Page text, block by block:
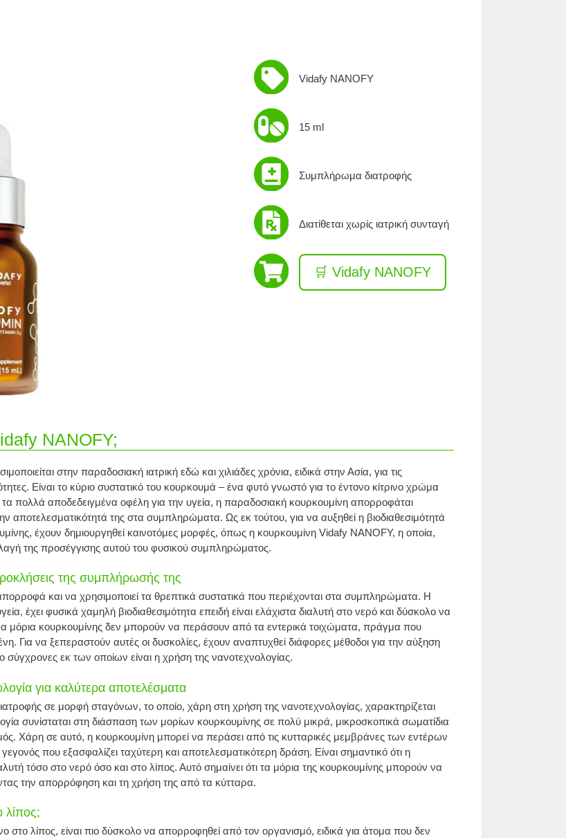
Vidafy NANOFY
15 ml
Συμπλήρωμα διατροφής
Διατίθεται χωρίς ιατρική συνταγή
🛒 Vidafy NANOFY
NANOFY;
στην παραδοσιακή ιατρική εδώ και χιλιάδες χρόνια, ειδικά στην Ασία, για τις
Είναι το κύριο συστατικό του κουρκουμά – ένα φυτό γνωστό για το έντονο κίτρινο χρώμα
πολλά αποδεδειγμένα οφέλη για την υγεία, η παραδοσιακή κουρκουμίνη απορροφάται
αποτελεσματικότητά της στα συμπληρώματα. Ως εκ τούτου, για να αυξηθεί η βιοδιαθεσιμότητά
έχουν δημιουργηθεί καινοτόμες μορφές, όπως η κουρκουμίνη Vidafy NANOFY, η οποία,
της προσέγγισης αυτού του φυσικού συμπληρώματος.
της συμπλήρωσής της
και να χρησιμοποιεί τα θρεπτικά συστατικά που περιέχονται στα συμπληρώματα. Η
έχει φυσικά χαμηλή βιοδιαθεσιμότητα επειδή είναι ελάχιστα διαλυτή στο νερό και δύσκολο να
μόρια κουρκουμίνης δεν μπορούν να περάσουν από τα εντερικά τοιχώματα, πράγμα που
Για να ξεπεραστούν αυτές οι δυσκολίες, έχουν αναπτυχθεί διάφορες μέθοδοι για την αύξηση
σύγχρονες εκ των οποίων είναι η χρήση της νανοτεχνολογίας.
για καλύτερα αποτελέσματα
σε μορφή σταγόνων, το οποίο, χάρη στη χρήση της νανοτεχνολογίας, χαρακτηρίζεται
συνίσταται στη διάσπαση των μορίων κουρκουμίνης σε πολύ μικρά, μικροσκοπικά σωματίδια
Χάρη σε αυτό, η κουρκουμίνη μπορεί να περάσει από τις κυτταρικές μεμβράνες των εντέρων
που εξασφαλίζει ταχύτερη και αποτελεσματικότερη δράση. Είναι σημαντικό ότι η
τόσο στο νερό όσο και στο λίπος. Αυτό σημαίνει ότι τα μόρια της κουρκουμίνης μπορούν να
την απορρόφηση και τη χρήση της από τα κύτταρα.
λίπος;
στο λίπος, είναι πιο δύσκολο να απορροφηθεί από τον οργανισμό, ειδικά για άτομα που δεν